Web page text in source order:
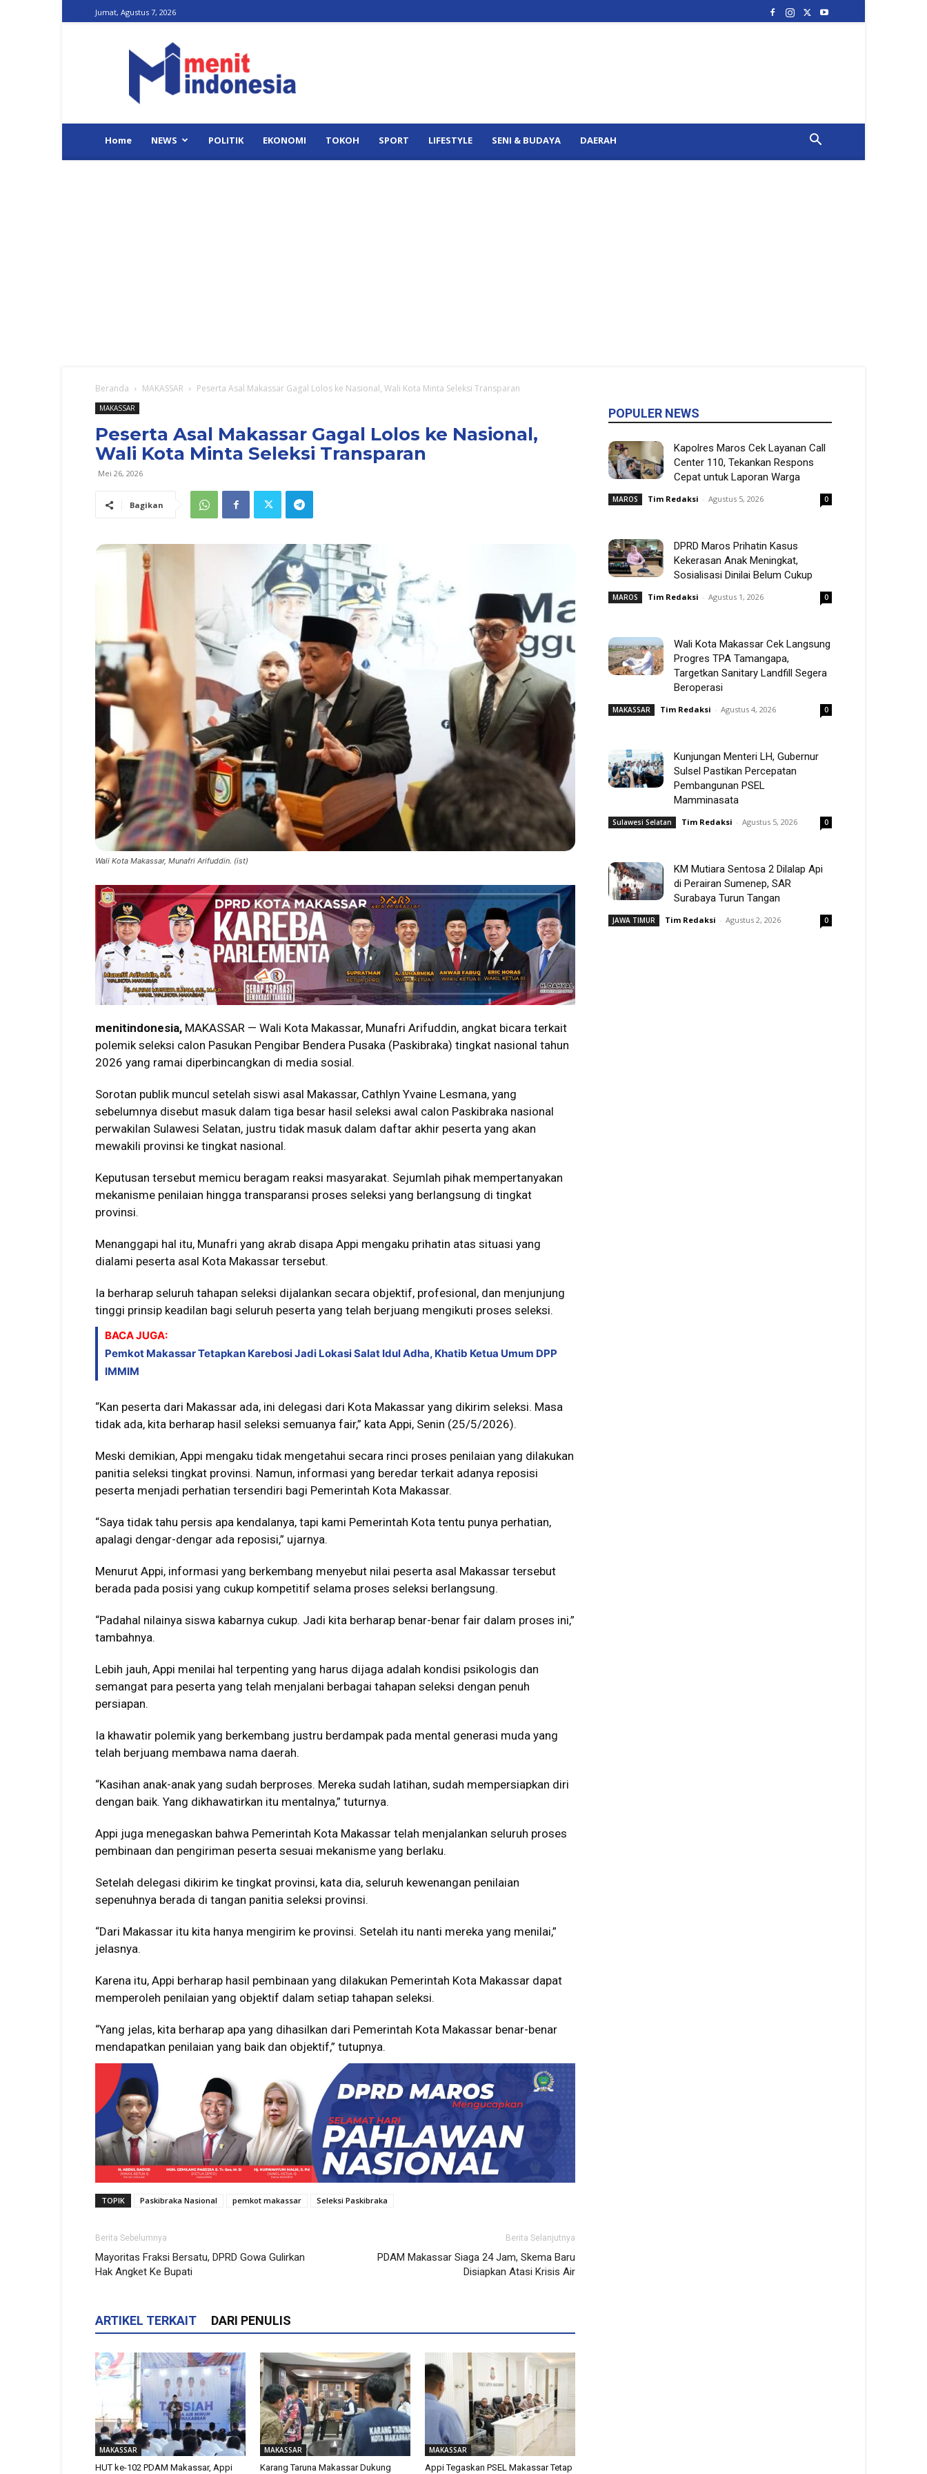
Jumat, Agustus 7, 2026
Indonesia
Home NEWS POLITIK EKONOMI TOKOH SPORT LIFESTYLE SENI & BUDAYA DAERAH
Beranda MAKASSAR Peserta Asal Makassar Gagal Lolos ke Nasional, Wali Kota Minta Seleksi Transparan
MAKASSAR
Peserta Asal Makassar Gagal Lolos ke Nasional,
Wali Kota Minta Seleksi Transparan
Mei 26, 2026
Bagikan
Wali Kota Makassar, Munafri Arifuddin. (ist)
menitindonesia, MAKASSAR — Wali Kota Makassar, Munafri Arifuddin, angkat bicara terkait
polemik seleksi calon Pasukan Pengibar Bendera Pusaka (Paskibraka) tingkat nasional tahun
2026 yang ramai diperbincangkan di media sosial.
Sorotan publik muncul setelah siswi asal Makassar, Cathlyn Yvaine Lesmana, yang
sebelumnya disebut masuk dalam tiga besar hasil seleksi awal calon Paskibraka nasional
perwakilan Sulawesi Selatan, justru tidak masuk dalam daftar akhir peserta yang akan
mewakili provinsi ke tingkat nasional.
Keputusan tersebut memicu beragam reaksi masyarakat. Sejumlah pihak mempertanyakan
mekanisme penilaian hingga transparansi proses seleksi yang berlangsung di tingkat
provinsi.
Menanggapi hal itu, Munafri yang akrab disapa Appi mengaku prihatin atas situasi yang
dialami peserta asal Kota Makassar tersebut.
Ia berharap seluruh tahapan seleksi dijalankan secara objektif, profesional, dan menjunjung
tinggi prinsip keadilan bagi seluruh peserta yang telah berjuang mengikuti proses seleksi.
BACA JUGA:
Pemkot Makassar Tetapkan Karebosi Jadi Lokasi Salat Idul Adha, Khatib Ketua Umum DPP
IMMIM
“Kan peserta dari Makassar ada, ini delegasi dari Kota Makassar yang dikirim seleksi. Masa
tidak ada, kita berharap hasil seleksi semuanya fair,” kata Appi, Senin (25/5/2026).
Meski demikian, Appi mengaku tidak mengetahui secara rinci proses penilaian yang dilakukan
panitia seleksi tingkat provinsi. Namun, informasi yang beredar terkait adanya reposisi
peserta menjadi perhatian tersendiri bagi Pemerintah Kota Makassar.
“Saya tidak tahu persis apa kendalanya, tapi kami Pemerintah Kota tentu punya perhatian,
apalagi dengar-dengar ada reposisi,” ujarnya.
Menurut Appi, informasi yang berkembang menyebut nilai peserta asal Makassar tersebut
berada pada posisi yang cukup kompetitif selama proses seleksi berlangsung.
“Padahal nilainya siswa kabarnya cukup. Jadi kita berharap benar-benar fair dalam proses ini,”
tambahnya.
Lebih jauh, Appi menilai hal terpenting yang harus dijaga adalah kondisi psikologis dan
semangat para peserta yang telah menjalani berbagai tahapan seleksi dengan penuh
persiapan.
Ia khawatir polemik yang berkembang justru berdampak pada mental generasi muda yang
telah berjuang membawa nama daerah.
“Kasihan anak-anak yang sudah berproses. Mereka sudah latihan, sudah mempersiapkan diri
dengan baik. Yang dikhawatirkan itu mentalnya,” tuturnya.
Appi juga menegaskan bahwa Pemerintah Kota Makassar telah menjalankan seluruh proses
pembinaan dan pengiriman peserta sesuai mekanisme yang berlaku.
Setelah delegasi dikirim ke tingkat provinsi, kata dia, seluruh kewenangan penilaian
sepenuhnya berada di tangan panitia seleksi provinsi.
“Dari Makassar itu kita hanya mengirim ke provinsi. Setelah itu nanti mereka yang menilai,”
jelasnya.
Karena itu, Appi berharap hasil pembinaan yang dilakukan Pemerintah Kota Makassar dapat
memperoleh penilaian yang objektif dalam setiap tahapan seleksi.
“Yang jelas, kita berharap apa yang dihasilkan dari Pemerintah Kota Makassar benar-benar
mendapatkan penilaian yang baik dan objektif,” tutupnya.
TOPIK Paskibraka Nasional pemkot makassar Seleksi Paskibraka
Berita Sebelumnya
Mayoritas Fraksi Bersatu, DPRD Gowa Gulirkan
Hak Angket Ke Bupati
Berita Selanjutnya
PDAM Makassar Siaga 24 Jam, Skema Baru
Disiapkan Atasi Krisis Air
ARTIKEL TERKAIT DARI PENULIS
MAKASSAR
HUT ke-102 PDAM Makassar, Appi
MAKASSAR
Karang Taruna Makassar Dukung
MAKASSAR
Appi Tegaskan PSEL Makassar Tetap
POPULER NEWS
Kapolres Maros Cek Layanan Call
Center 110, Tekankan Respons
Cepat untuk Laporan Warga
MAROS Tim Redaksi - Agustus 5, 2026 0
DPRD Maros Prihatin Kasus
Kekerasan Anak Meningkat,
Sosialisasi Dinilai Belum Cukup
MAROS Tim Redaksi - Agustus 1, 2026 0
Wali Kota Makassar Cek Langsung
Progres TPA Tamangapa,
Targetkan Sanitary Landfill Segera
Beroperasi
MAKASSAR Tim Redaksi - Agustus 4, 2026 0
Kunjungan Menteri LH, Gubernur
Sulsel Pastikan Percepatan
Pembangunan PSEL
Mamminasata
Sulawesi Selatan Tim Redaksi - Agustus 5, 2026 0
KM Mutiara Sentosa 2 Dilalap Api
di Perairan Sumenep, SAR
Surabaya Turun Tangan
JAWA TIMUR Tim Redaksi - Agustus 2, 2026 0